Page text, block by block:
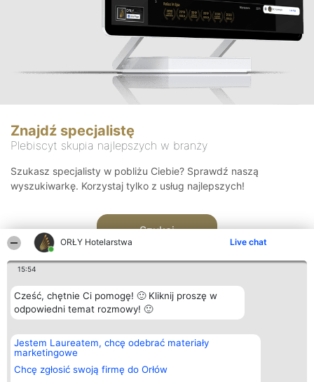
ORŁY Hotelarstwa Live chat
15:54
Cześć, chętnie Ci pomogę! 🙂 Kliknij proszę w
odpowiedni temat rozmowy! 🙂
Jestem Laureatem, chcę odebrać materiały
marketingowe
Chcę zgłosić swoją firmę do Orłów
Znajdź specjalistę
Plebiscyt skupia najlepszych w branży
Szukasz specjalisty w pobliżu Ciebie? Sprawdź naszą
wyszukiwarkę. Korzystaj tylko z usług najlepszych!
Szukaj
Organizator plebiscytu
Bright Side Solutions sp. z o.
o. sp. k.
ul. Ruska 22
Wrocław 50-079
Plebiscyt
Laureaci
wszystkich
Laureatów
Kontakt
Kontakt